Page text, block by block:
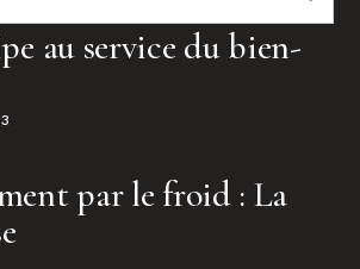
au service du bien-
par le froid : La